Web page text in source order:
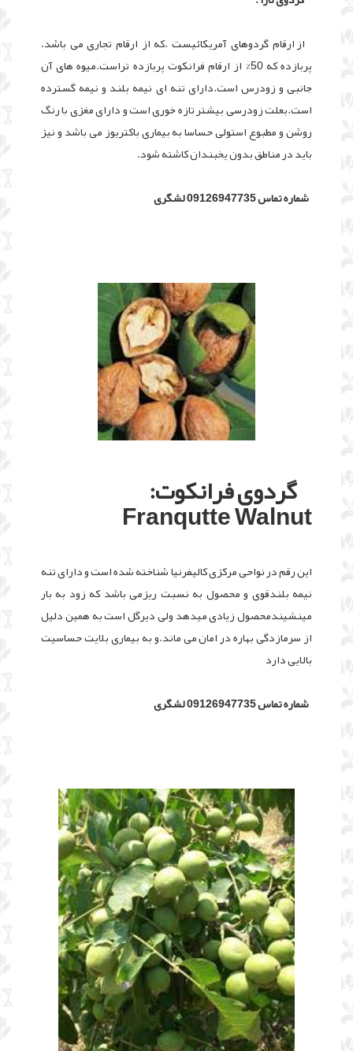
از ارقام گردوهای آمریکائیست .که از ارقام تجاری می باشد.
پربازده که 50% از ارقام فرانکوت پربازده تراست.میوه های آن
جانبی و زودرس است.دارای تنه ای نیمه بلند و نیمه گسترده
است.بعلت زودرسی بیشتر تازه خوری است و دارای مغزی با رنگ
روشن و مطبوع استولی حساسا به بیماری باکتریوز می باشد و نیز
باید در مناطق بدون یخبندان کاشته شود.
شماره تماس 09126947735 لشگری
گردوی فرانکوت:
Franqutte Walnut
این رقم در نواحی مرکزی کالیفرنیا شناخته شده است و دارای تنه
نیمه بلندقوی و محصول به نسبت ریزمی باشد که زود به بار
مینشیندمحصول زیادی میدهد ولی دیرگل است به همین دلیل
از سرمازدگی بهاره در امان می ماند.و به بیماری بلایت حساسیت
بالایی دارد
شماره تماس 09126947735 لشگری